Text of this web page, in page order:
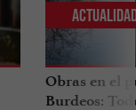
Obras en el
Burdeos: